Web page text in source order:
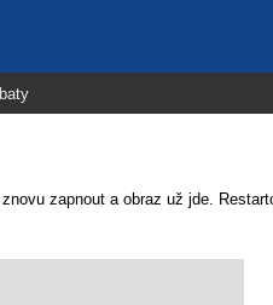
zapnout a obraz už jde.